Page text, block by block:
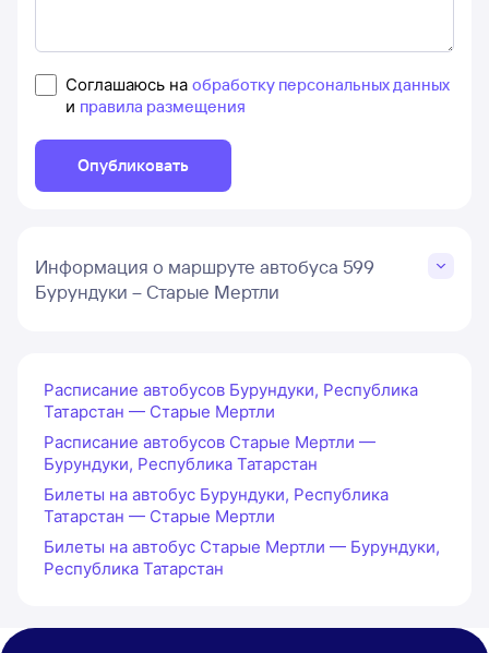
Соглашаюсь на обработку персональных данных
и правила размещения
Опубликовать
Информация о маршруте автобуса 599
Бурундуки – Старые Мертли
Расписание автобусов Бурундуки, Республика
Татарстан — Старые Мертли
Расписание автобусов Старые Мертли —
Бурундуки, Республика Татарстан
Билеты на автобус Бурундуки, Республика
Татарстан — Старые Мертли
Билеты на автобус Старые Мертли — Бурундуки,
Республика Татарстан